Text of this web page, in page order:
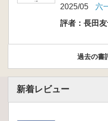
2025/05
六
評者：長田
過去の書
新着レビュー